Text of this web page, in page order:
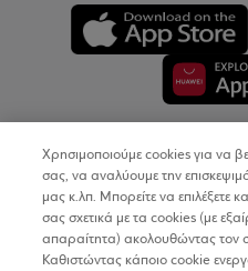
Όροι
Χρησιμοποιούμε cookies για να
σας, να αναλύουμε την
μας κ.λπ. Μπορείτε να επιλέξετε
σας σχετικά με τα cookies (με
απαραίτητα) ακολουθώντας τον
Καθιστώντας κάποιο cookie